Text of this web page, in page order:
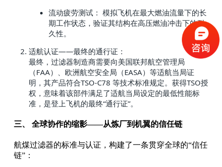
流动疲劳测试： 模拟飞机在最大燃油流量下的长
期工作状态，验证其结构在高压燃油冲击下的耐
久性。
适航认证——最终的通行证：
最终，过滤器制造商需要向美国联邦航空管理局
（FAA）、欧洲航空安全局（EASA）等适航当局证
明，其产品符合TSO-C78 等技术标准规定。获得TSO授
权，意味着该部件满足了适航当局设定的最低性能标
准，是登上飞机的最终“通行证”。
三、 全球协作的缩影——从炼厂到机翼的信任链
航煤过滤器的标准与认证，构建了一条贯穿全球的“信任
链”：